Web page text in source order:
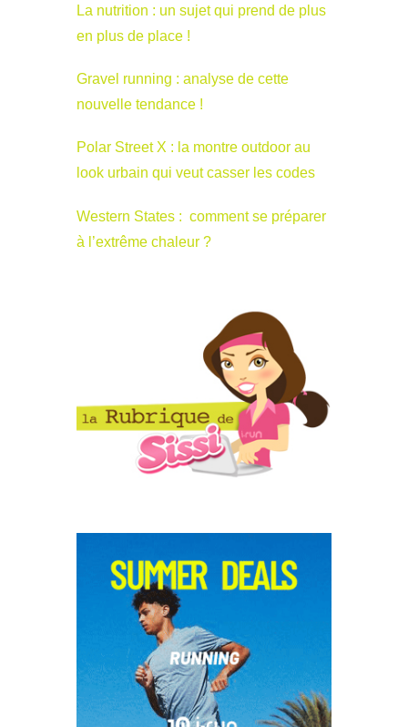
La nutrition : un sujet qui prend de plus
en plus de place !
Gravel running : analyse de cette
nouvelle tendance !
Polar Street X : la montre outdoor au
look urbain qui veut casser les codes
Western States : comment se préparer
à l’extrême chaleur ?